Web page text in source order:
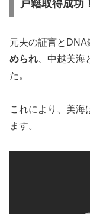
戸籍取得成功
元夫の証言と
められ 、中越美
た。
これにより、美海
ます。